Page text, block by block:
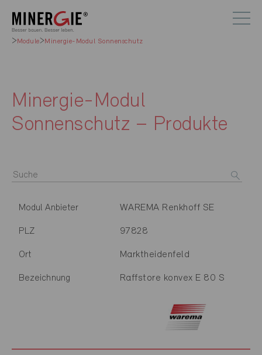
Module Minergie-Modul Sonnenschutz
Minergie-Modul
Sonnenschutz – Produkte
Modul Anbieter WAREMA Renkhoff SE
PLZ 97828
Ort Marktheidenfeld
Bezeichnung Raffstore konvex E 80 S